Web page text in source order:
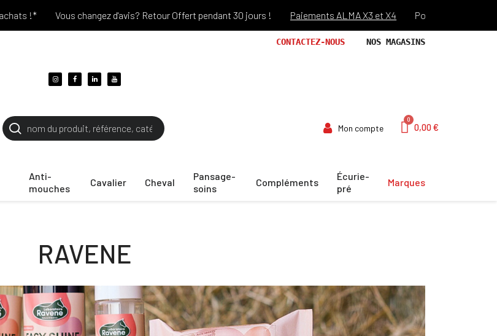
Vous changez d'avis? Retour Offert pendant 30 jours ! Paiements ALMA X3 et X4 Port offert dès 69€ d'achats !*
CONTACTEZ-NOUS NOS MAGASINS
Mon compte 0,00 €
Anti-
mouches
Cavalier Cheval
Pansage-
soins
Compléments
Écurie-
pré
Marques
RAVENE